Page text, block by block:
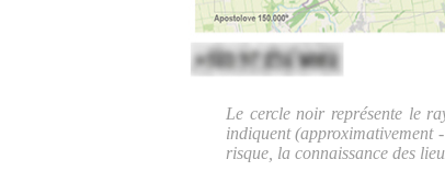
Le cercle noir représente le
indiquent (approximativement
risque, la connaissance des